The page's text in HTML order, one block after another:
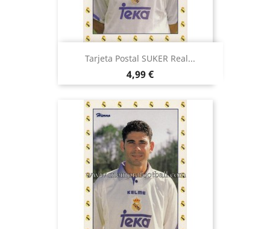
Tarjeta Postal SUKER Real...
Precio
4,99 €